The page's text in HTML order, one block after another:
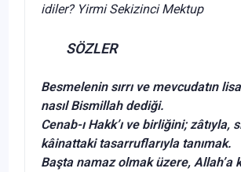
idiler? Yirmi Sekizinci Mektup
SÖZLER
Besmelenin sırrı ve mevcudatın
nasıl Bismillah dediği.
Cenab-ı Hakk’ı ve birliğini; zâtıyla,
kâinattaki tasarruflarıyla tanımak.
Başta namaz olmak üzere, Allah’a